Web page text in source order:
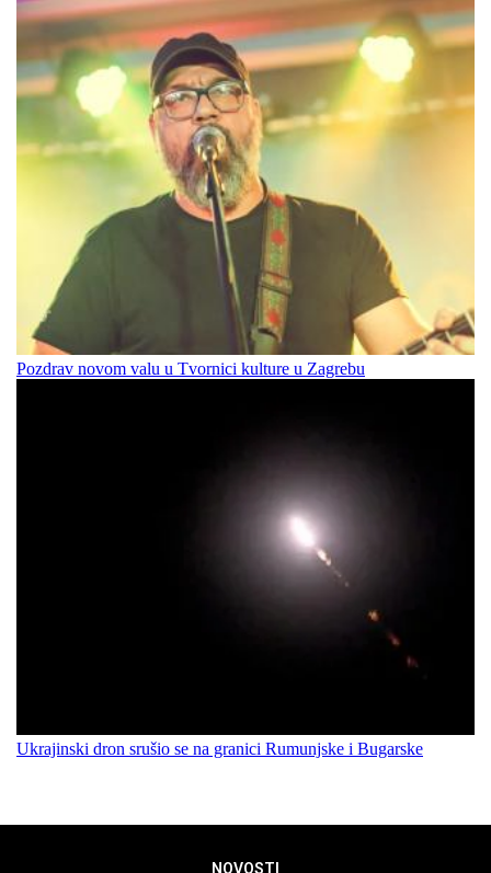
Pozdrav novom valu u Tvornici kulture u Zagrebu
Ukrajinski dron srušio se na granici Rumunjske i Bugarske
NOVOSTI